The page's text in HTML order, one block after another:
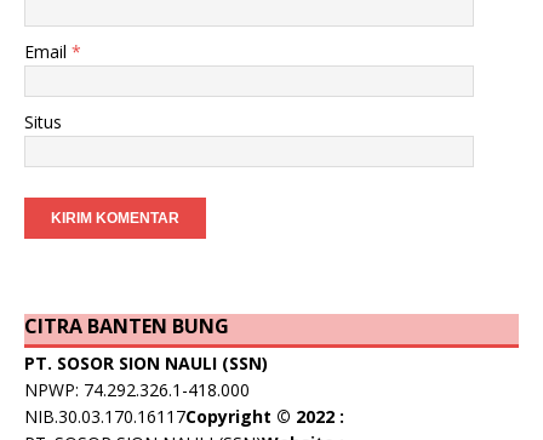
Email *
Situs
CITRA BANTEN BUNG
PT. SOSOR SION NAULI (SSN)
NPWP: 74.292.326.1-418.000
NIB.30.03.170.16117Copyright © 2022 :